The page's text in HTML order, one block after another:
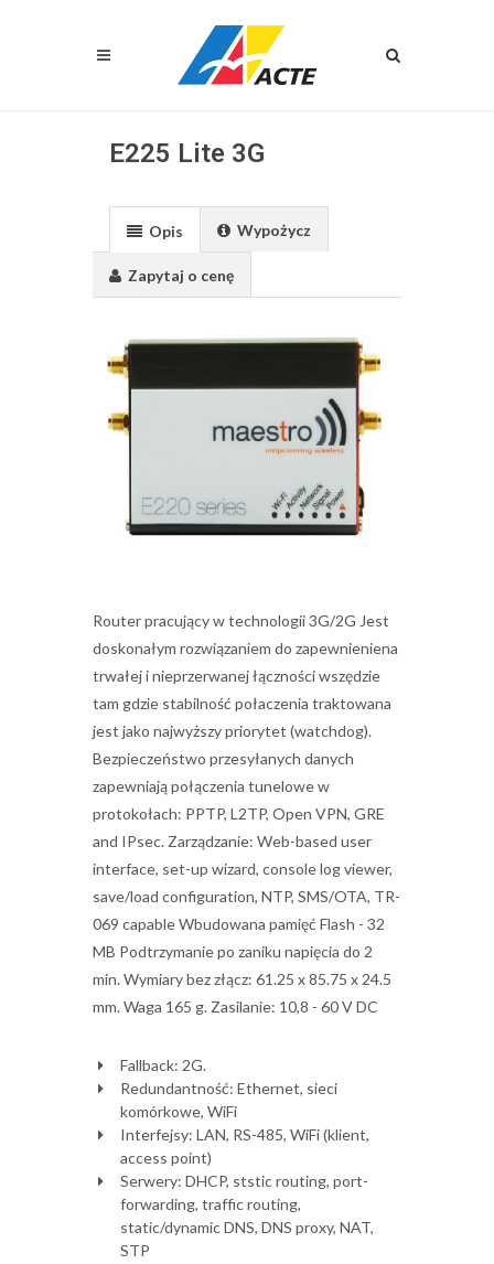
E225 Lite 3G
Opis Wypożycz
Zapytaj o cenę
Router pracujący w technologii 3G/2G Jest
doskonałym rozwiązaniem do zapewnieniena
trwałej i nieprzerwanej łączności wszędzie
tam gdzie stabilność połaczenia traktowana
jest jako najwyższy priorytet (watchdog).
Bezpieczeństwo przesyłanych danych
zapewniają połączenia tunelowe w
protokołach: PPTP, L2TP, Open VPN, GRE
and IPsec. Zarządzanie: Web-based user
interface, set-up wizard, console log viewer,
save/load configuration, NTP, SMS/OTA, TR-
069 capable Wbudowana pamięć Flash - 32
MB Podtrzymanie po zaniku napięcia do 2
min. Wymiary bez złącz: 61.25 x 85.75 x 24.5
mm. Waga 165 g. Zasilanie: 10,8 - 60 V DC
Fallback: 2G.
Redundantność: Ethernet, sieci
komórkowe, WiFi
Interfejsy: LAN, RS-485, WiFi (klient,
access point)
Serwery: DHCP, ststic routing, port-
forwarding, traffic routing,
static/dynamic DNS, DNS proxy, NAT,
STP